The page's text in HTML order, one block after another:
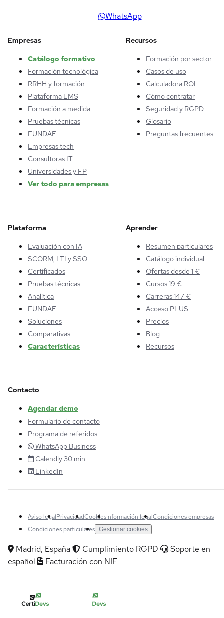
WhatsApp
Empresas
Catálogo formativo
Formación tecnológica
RRHH y formación
Plataforma LMS
Formación a medida
Pruebas técnicas
FUNDAE
Empresas tech
Consultoras IT
Universidades y FP
Ver todo para empresas
Recursos
Formación por sector
Casos de uso
Calculadora ROI
Cómo contratar
Seguridad y RGPD
Glosario
Preguntas frecuentes
Plataforma
Evaluación con IA
SCORM, LTI y SSO
Certificados
Pruebas técnicas
Analítica
FUNDAE
Soluciones
Comparativas
Características
Aprender
Resumen particulares
Catálogo individual
Ofertas desde 1 €
Cursos 19 €
Carreras 147 €
Acceso PLUS
Precios
Blog
Recursos
Contacto
Agendar demo
Formulario de contacto
Programa de referidos
WhatsApp Business
Calendly 30 min
LinkedIn
Aviso legalPrivacidadCookiesInformación legalCondiciones empresas
Condiciones particulares Gestionar cookies
Madrid, España Cumplimiento RGPD
Soporte en
español
Facturación con NIF